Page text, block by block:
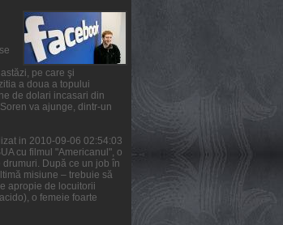
pe care şi
a doua a topului
de dolari incasari din
va ajunge, dintr-un
in 2010-09-06 02:54:03
cu filmul "Americanul", o
După ce un job în
misiune – trebuie să
apropie de locuitorii
o femeie foarte